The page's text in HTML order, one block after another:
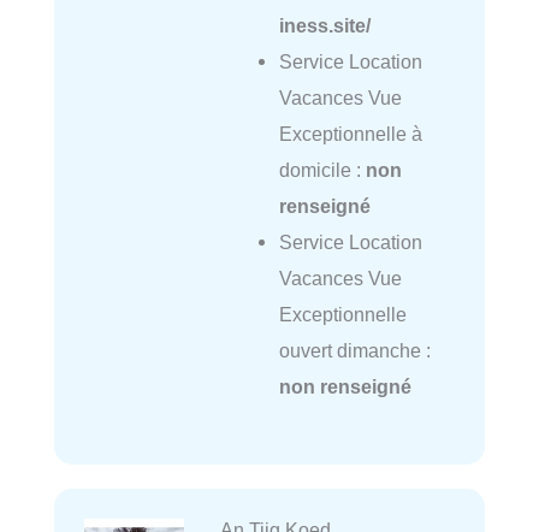
iness.site/
Service Location
Vacances Vue
Exceptionnelle à
domicile : non
renseigné
Service Location
Vacances Vue
Exceptionnelle
ouvert dimanche :
non renseigné